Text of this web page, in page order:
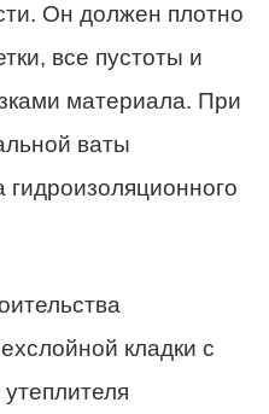
Он должен плотно
все пустоты и
материала. При
ваты
гидроизоляционного
кладки с